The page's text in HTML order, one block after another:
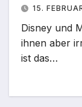
15.
Disney und
ihnen aber
ist das…